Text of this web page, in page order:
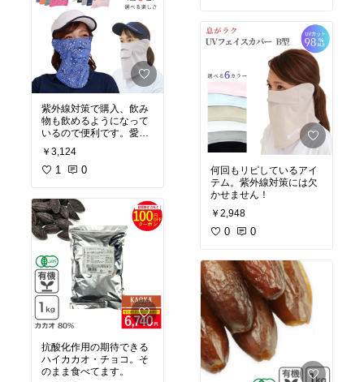
紫外線対策で購入、飲み
物も飲めるようになって
いるので便利です。愛用
してます。
￥3,124
1 0
抗酸化作用の期待できる
ハイカカオ・チョコ。そ
のまま食べてます。
何回もリピしているアイ
テム。紫外線対策には欠
かせません！
￥2,948
0 0